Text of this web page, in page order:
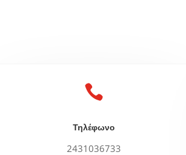

Τηλέφωνο
2431036733